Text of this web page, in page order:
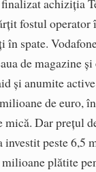
fostul
spate.
de magazine
și anumite
de euro,
Dar prețul
peste 6,5
plătite